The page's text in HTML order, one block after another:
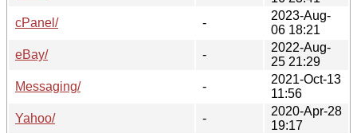
cPanel/
-
2023-Aug-
06 18:21
eBay/
-
2022-Aug-
25 21:29
Messaging/
-
2021-Oct-13
11:56
Yahoo/
-
2020-Apr-28
19:17